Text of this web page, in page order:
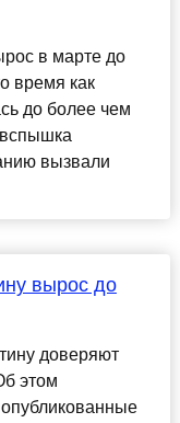
в марте до
время как
до более чем
вызвали
вырос до
доверяют
этом